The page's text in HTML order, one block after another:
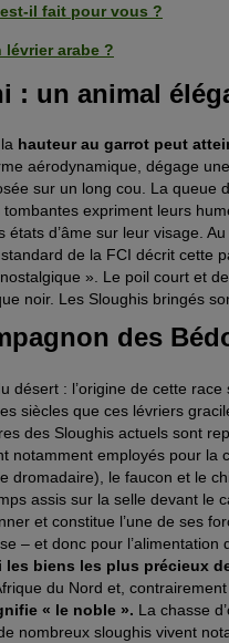
il fait pour vous ?
lévrier arabe ?
: un animal
hauteur au garrot peut
aérodynamique, dégage
sur un long cou. La queue
expriment leurs
d’âme sur leur visage.
de la FCI décrit cette
». Le poil court et
noir. Les Sloughis bringés
des
désert : l’origine de cette
siècles que ces lévriers
des Sloughis actuels sont
notamment employés pour la
dromadaire), le faucon et le
assis sur la selle devant le
et constitue l’une de ses
– et donc pour l’alimentation
les biens les plus précieux
du Nord et,
« le noble ». La chasse
nombreux sloughis vivent